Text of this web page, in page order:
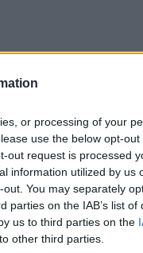
or processing of your
use the below opt-out
out request is processed
information utilized by us
You may separately
parties on the IAB’s list of
us to third parties on the
other third parties.